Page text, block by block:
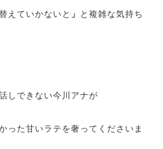
えていかないと 」
と複雑な気持ち
しできない今川アナが
った甘いラテを奢ってくださいま